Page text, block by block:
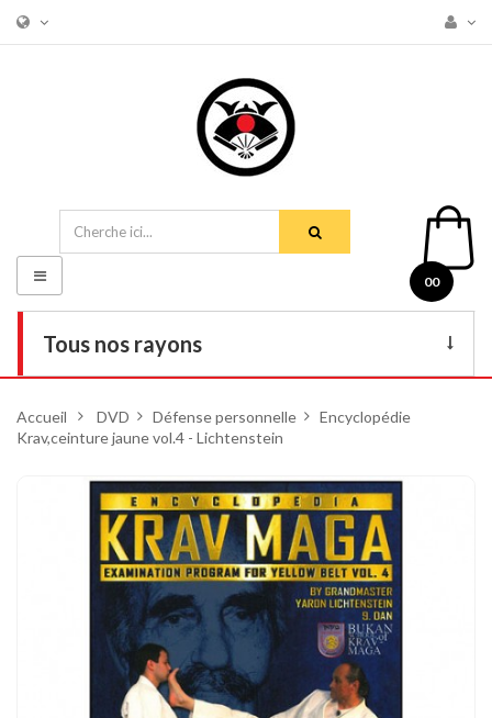
00
Tous nos rayons
DVD
Armes
Tenues
Chaussures
Protections
Cible de frappe
Condition physique
Basculer
la
navigation
Accueil > DVD > Défense personnelle > Encyclopédie
Krav,ceinture jaune vol.4 - Lichtenstein